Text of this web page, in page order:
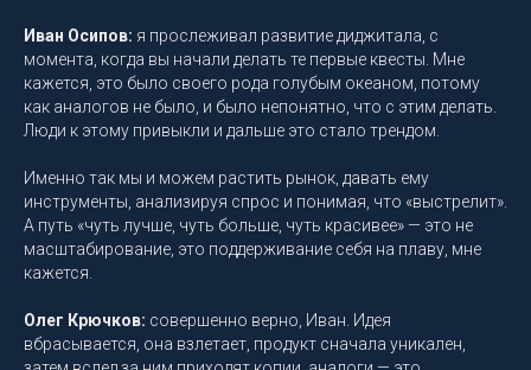
Иван Осипов: я прослеживал развитие диджитала, с
момента, когда вы начали делать те первые квесты. Мне
кажется, это было своего рода голубым океаном, потому
как аналогов не было, и было непонятно, что с этим делать.
Люди к этому привыкли и дальше это стало трендом.
Именно так мы и можем растить рынок, давать ему
инструменты, анализируя спрос и понимая, что «выстрелит».
А путь «чуть лучше, чуть больше, чуть красивее» — это не
масштабирование, это поддерживание себя на плаву, мне
кажется.
Олег Крючков: совершенно верно, Иван. Идея
вбрасывается, она взлетает, продукт сначала уникален,